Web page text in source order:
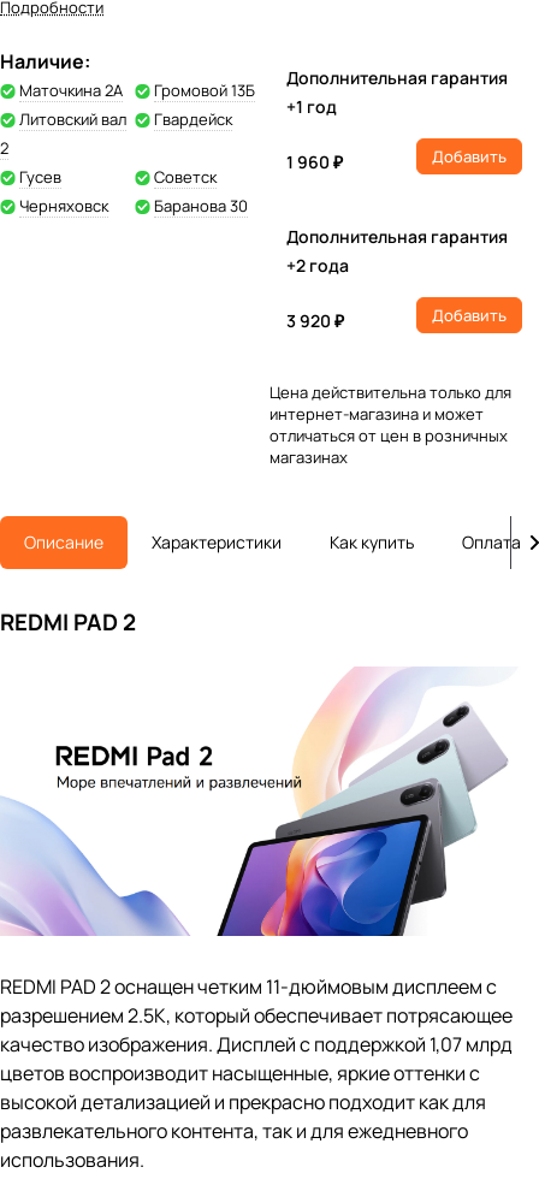
Подробности
Наличие:
Маточкина 2А
Громовой 13Б
Литовский вал
2
Гвардейск
Гусев
Советск
Черняховск
Баранова 30
Дополнительная гарантия
+1 год
1 960 ₽ Добавить
Дополнительная гарантия
+2 года
3 920 ₽ Добавить
Цена действительна только для
интернет-магазина и может
отличаться от цен в розничных
магазинах
Описание Характеристики Как купить Оплата
REDMI PAD 2
REDMI PAD 2 оснащен четким 11-дюймовым дисплеем с
разрешением 2.5K, который обеспечивает потрясающее
качество изображения. Дисплей с поддержкой 1,07 млрд
цветов воспроизводит насыщенные, яркие оттенки с
высокой детализацией и прекрасно подходит как для
развлекательного контента, так и для ежедневного
использования.